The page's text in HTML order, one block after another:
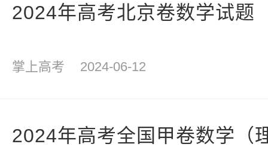
2024年高考北京卷数学试题
掌上高考 2024-06-12
2024年高考全国甲卷数学（